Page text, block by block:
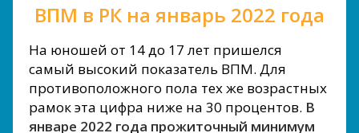
ВПМ в РК на январь 2022 года
На юношей от 14 до 17 лет пришелся
самый высокий показатель ВПМ. Для
противоположного пола тех же возрастных
рамок эта цифра ниже на 30 процентов. В
январе 2022 года прожиточный минимум